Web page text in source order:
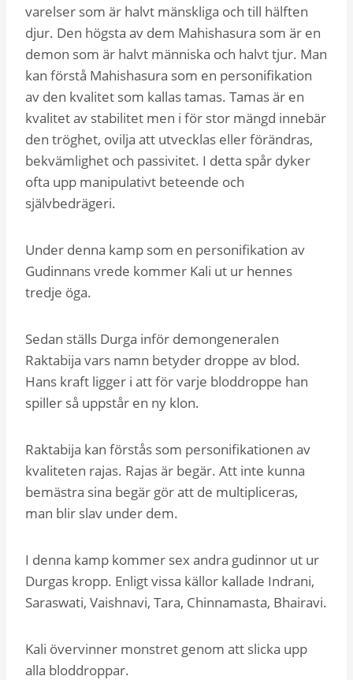
varelser som är halvt mänskliga och till hälften
djur. Den högsta av dem Mahishasura som är en
demon som är halvt människa och halvt tjur. Man
kan förstå Mahishasura som en personifikation
av den kvalitet som kallas tamas. Tamas är en
kvalitet av stabilitet men i för stor mängd innebär
den tröghet, ovilja att utvecklas eller förändras,
bekvämlighet och passivitet. I detta spår dyker
ofta upp manipulativt beteende och
självbedrägeri.
Under denna kamp som en personifikation av
Gudinnans vrede kommer Kali ut ur hennes
tredje öga.
Sedan ställs Durga inför demongeneralen
Raktabija vars namn betyder droppe av blod.
Hans kraft ligger i att för varje bloddroppe han
spiller så uppstår en ny klon.
Raktabija kan förstås som personifikationen av
kvaliteten rajas. Rajas är begär. Att inte kunna
bemästra sina begär gör att de multipliceras,
man blir slav under dem.
I denna kamp kommer sex andra gudinnor ut ur
Durgas kropp. Enligt vissa källor kallade Indrani,
Saraswati, Vaishnavi, Tara, Chinnamasta, Bhairavi.
Kali övervinner monstret genom att slicka upp
alla bloddroppar.